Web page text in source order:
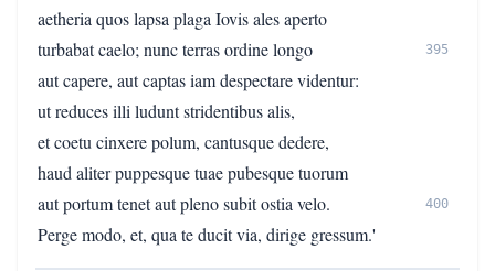
aetheria quos lapsa plaga Iovis ales aperto
turbabat caelo; nunc terras ordine longo
395
aut capere, aut captas iam despectare videntur:
ut reduces illi ludunt stridentibus alis,
et coetu cinxere polum, cantusque dedere,
haud aliter puppesque tuae pubesque tuorum
aut portum tenet aut pleno subit ostia velo.
400
Perge modo, et, qua te ducit via, dirige gressum.'